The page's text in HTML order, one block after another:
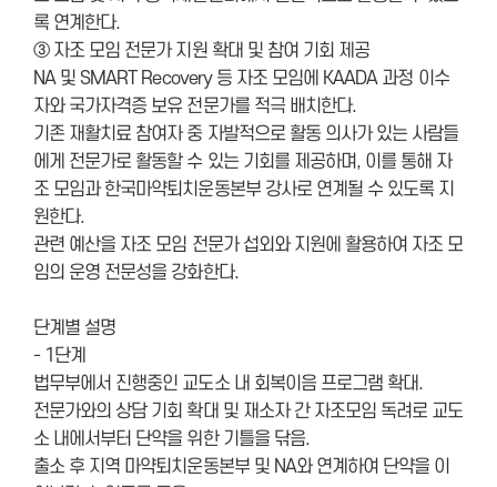
록 연계한다.
③ 자조 모임 전문가 지원 확대 및 참여 기회 제공
NA 및 SMART Recovery 등 자조 모임에 KAADA 과정 이수
자와 국가자격증 보유 전문가를 적극 배치한다.
기존 재활치료 참여자 중 자발적으로 활동 의사가 있는 사람들
에게 전문가로 활동할 수 있는 기회를 제공하며, 이를 통해 자
조 모임과 한국마약퇴치운동본부 강사로 연계될 수 있도록 지
원한다.
관련 예산을 자조 모임 전문가 섭외와 지원에 활용하여 자조 모
임의 운영 전문성을 강화한다.
단계별 설명
- 1단계
법무부에서 진행중인 교도소 내 회복이음 프로그램 확대.
전문가와의 상담 기회 확대 및 재소자 간 자조모임 독려로 교도
소 내에서부터 단약을 위한 기틀을 닦음.
출소 후 지역 마약퇴치운동본부 및 NA와 연계하여 단약을 이